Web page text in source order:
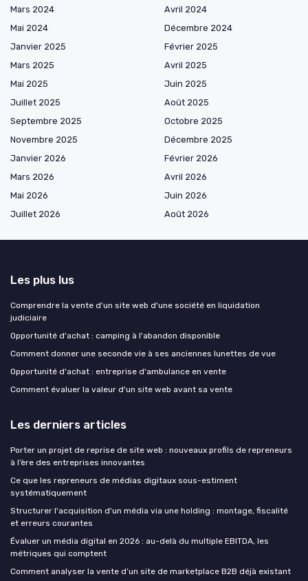
Mars 2024
Avril 2024
Mai 2024
Décembre 2024
Janvier 2025
Février 2025
Mars 2025
Avril 2025
Mai 2025
Juin 2025
Juillet 2025
Août 2025
Septembre 2025
Octobre 2025
Novembre 2025
Décembre 2025
Janvier 2026
Février 2026
Mars 2026
Avril 2026
Mai 2026
Juin 2026
Juillet 2026
Août 2026
Les plus lus
Comprendre la vente d'un site web d'une société en liquidation
judiciaire
Opportunité d'achat : camping à l'abandon disponible
Comment donner une seconde vie à ses anciennes lunettes de vue
Opportunité d'achat : entreprise d'ambulance en vente
Comment évaluer la valeur d'un site web avant sa vente
Les derniers articles
Porter un projet de reprise de site web : nouveaux profils de repreneurs
à l’ère des entreprises innovantes
Ce que les repreneurs de médias digitaux sous-estiment
systématiquement
Structurer l'acquisition d'un média via une holding : montage, fiscalité
et erreurs courantes
Évaluer un média digital en 2026 : au-delà du multiple EBITDA, les
métriques qui comptent
Comment analyser la vente d’un site de marketplace B2B déjà existant